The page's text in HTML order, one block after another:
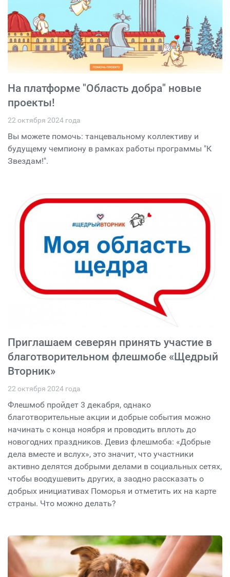
На платформе "Область добра" новые
проекты!
22 октября 2024 года
Вы можете помочь: танцевальному коллективу и
будущему чемпиону в рамках работы программы "К
Звездам!".
Приглашаем северян принять участие в
благотворительном флешмобе «Щедрый
Вторник»
22 октября 2024 года
Флешмоб пройдет 3 декабря, однако
благотворительные акции и добрые события можно
начинать с конца ноября и проводить вплоть до
новогодних праздников. Девиз флешмоба: «Добрые
дела вместе и вслух», это значит, что участники
активно делятся добрыми делами в социальных сетях,
чтобы воодушевить других, а заодно рассказать о
добрых инициативах Поморья и отметить их на карте
страны. Что можно делать?